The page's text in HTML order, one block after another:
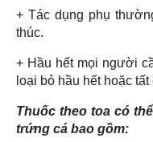
+ Tác dụng phụ
thúc.
+ Hầu hết mọi người
loại bỏ hầu hết hoặc
Thuốc theo toa có
trứng cá bao gồm: